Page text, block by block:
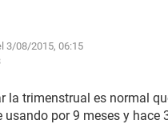
3/08/2015, 06:15
la trimenstrual es normal
por 9 meses y hace